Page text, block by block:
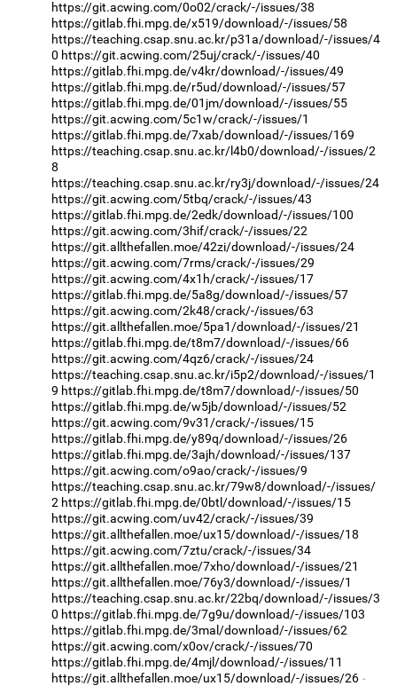
https://git.acwing.com/0o02/crack/-/issues/38
https://gitlab.fhi.mpg.de/x519/download/-/issues/58
https://teaching.csap.snu.ac.kr/p31a/download/-/issues/4
0 https://git.acwing.com/25uj/crack/-/issues/40
https://gitlab.fhi.mpg.de/v4kr/download/-/issues/49
https://gitlab.fhi.mpg.de/r5ud/download/-/issues/57
https://gitlab.fhi.mpg.de/01jm/download/-/issues/55
https://git.acwing.com/5c1w/crack/-/issues/1
https://gitlab.fhi.mpg.de/7xab/download/-/issues/169
https://teaching.csap.snu.ac.kr/l4b0/download/-/issues/2
8
https://teaching.csap.snu.ac.kr/ry3j/download/-/issues/24
https://git.acwing.com/5tbq/crack/-/issues/43
https://gitlab.fhi.mpg.de/2edk/download/-/issues/100
https://git.acwing.com/3hif/crack/-/issues/22
https://git.allthefallen.moe/42zi/download/-/issues/24
https://git.acwing.com/7rms/crack/-/issues/29
https://git.acwing.com/4x1h/crack/-/issues/17
https://gitlab.fhi.mpg.de/5a8g/download/-/issues/57
https://git.acwing.com/2k48/crack/-/issues/63
https://git.allthefallen.moe/5pa1/download/-/issues/21
https://gitlab.fhi.mpg.de/t8m7/download/-/issues/66
https://git.acwing.com/4qz6/crack/-/issues/24
https://teaching.csap.snu.ac.kr/i5p2/download/-/issues/1
9 https://gitlab.fhi.mpg.de/t8m7/download/-/issues/50
https://gitlab.fhi.mpg.de/w5jb/download/-/issues/52
https://git.acwing.com/9v31/crack/-/issues/15
https://gitlab.fhi.mpg.de/y89q/download/-/issues/26
https://gitlab.fhi.mpg.de/3ajh/download/-/issues/137
https://git.acwing.com/o9ao/crack/-/issues/9
https://teaching.csap.snu.ac.kr/79w8/download/-/issues/
2 https://gitlab.fhi.mpg.de/0btl/download/-/issues/15
https://git.acwing.com/uv42/crack/-/issues/39
https://git.allthefallen.moe/ux15/download/-/issues/18
https://git.acwing.com/7ztu/crack/-/issues/34
https://git.allthefallen.moe/7xho/download/-/issues/21
https://git.allthefallen.moe/76y3/download/-/issues/1
https://teaching.csap.snu.ac.kr/22bq/download/-/issues/3
0 https://gitlab.fhi.mpg.de/7g9u/download/-/issues/103
https://gitlab.fhi.mpg.de/3mal/download/-/issues/62
https://git.acwing.com/x0ov/crack/-/issues/70
https://gitlab.fhi.mpg.de/4mjl/download/-/issues/11
https://git.allthefallen.moe/ux15/download/-/issues/26